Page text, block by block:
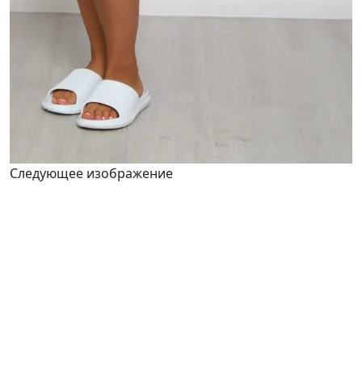
Следующее изображение